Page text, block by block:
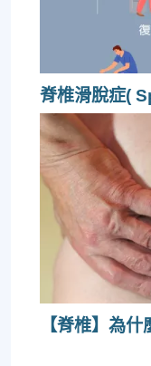
脊椎滑脫症(
【脊椎】為